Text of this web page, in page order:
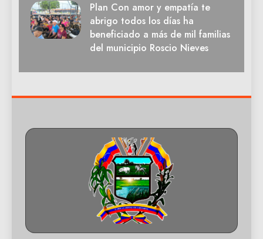
Plan Con amor y empatía te
abrigo todos los días ha
beneficiado a más de mil familias
del municipio Roscio Nieves